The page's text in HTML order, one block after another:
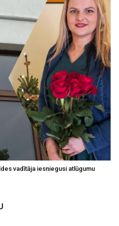
vadītāja iesniegusi atlūgumu